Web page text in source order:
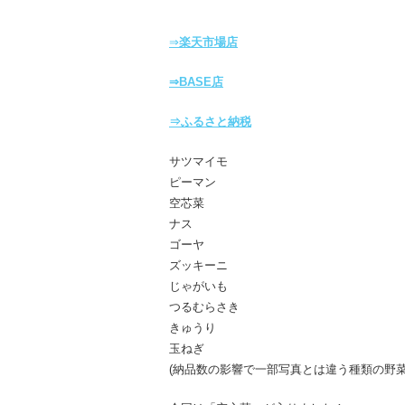
⇒楽天市場店
⇒BASE店
⇒ふるさと納税
サツマイモ
ピーマン
空芯菜
ナス
ゴーヤ
ズッキーニ
じゃがいも
つるむらさき
きゅうり
玉ねぎ
(納品数の影響で一部写真とは違う種類の野